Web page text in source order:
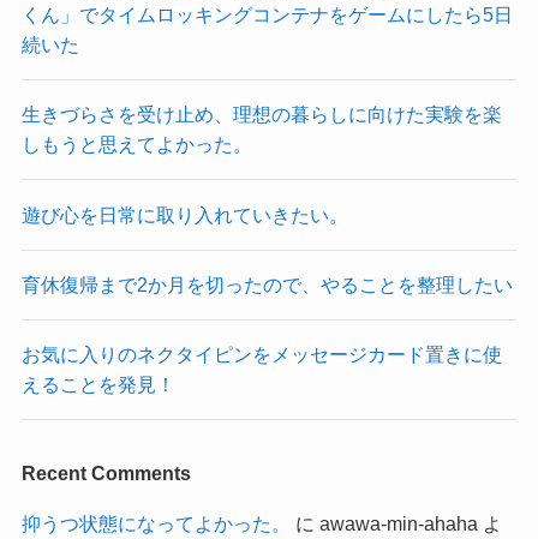
くん」でタイムロッキングコンテナをゲームにしたら5日
続いた
生きづらさを受け止め、理想の暮らしに向けた実験を楽
しもうと思えてよかった。
遊び心を日常に取り入れていきたい。
育休復帰まで2か月を切ったので、やることを整理したい
お気に入りのネクタイピンをメッセージカード置きに使
えることを発見！
Recent Comments
抑うつ状態になってよかった。 に awawa-min-ahaha よ